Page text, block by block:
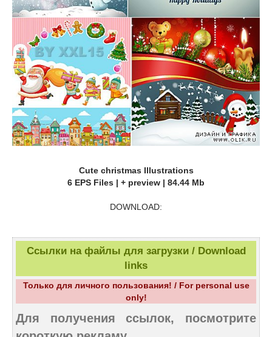
Cute christmas Illustrations
6 EPS Files | + preview | 84.44 Mb
DOWNLOAD:
Ссылки на файлы для загрузки / Download
links
Только для личного пользования! / For personal use
only!
Для получения ссылок, посмотрите